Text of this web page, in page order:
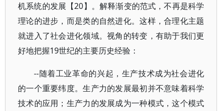
机系统的发展【20】。解释渐变的范式，不再是科学
理论的进步，而是类的自然进化。这样，合理化主题
就进入了社会进化领域。视角的转变，有助于我们更
好地把握19世纪的主要历史经验：
--随着工业革命的兴起，生产技术成为社会进化
的一个重要纬度。生产力的发展最初并不意味着科学
技术的应用；生产力的发展成为一种模式，这个模式